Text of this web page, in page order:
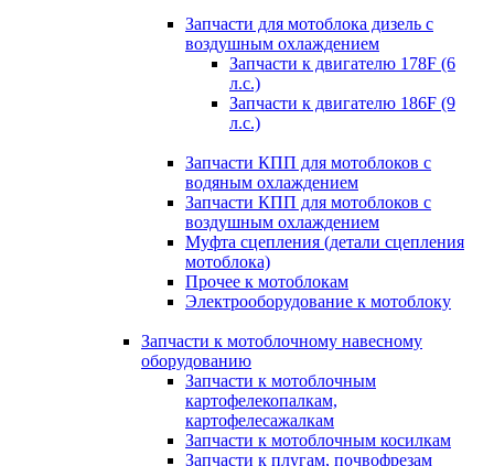
Запчасти для мотоблока дизель с
воздушным охлаждением
Запчасти к двигателю 178F (6
л.с.)
Запчасти к двигателю 186F (9
л.с.)
Запчасти КПП для мотоблоков с
водяным охлаждением
Запчасти КПП для мотоблоков с
воздушным охлаждением
Муфта сцепления (детали сцепления
мотоблока)
Прочее к мотоблокам
Электрооборудование к мотоблоку
Запчасти к мотоблочному навесному
оборудованию
Запчасти к мотоблочным
картофелекопалкам,
картофелесажалкам
Запчасти к мотоблочным косилкам
Запчасти к плугам, почвофрезам